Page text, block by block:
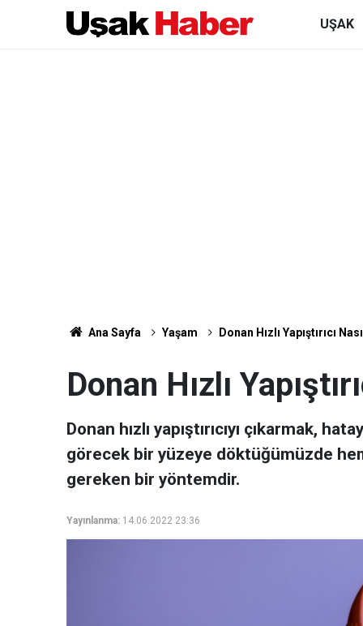
UŞAK
Ana Sayfa Yaşam Donan Hızlı Yapıştırıcı
Donan Hızlı
Donan hızlı yapıştırıcıyı çıkarmak,
görecek bir yüzeye döktüğümüzde
gereken bir yöntemdir.
Yayınlanma: 14.06.2022 23:36